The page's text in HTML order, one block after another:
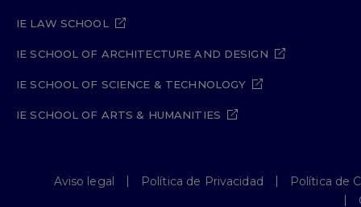
IE LAW SCHOOL
IE SCHOOL OF ARCHITECTURE AND DESIGN
IE SCHOOL OF SCIENCE & TECHNOLOGY
IE SCHOOL OF ARTS & HUMANITIES
Aviso legal Política de Privacidad
Política de